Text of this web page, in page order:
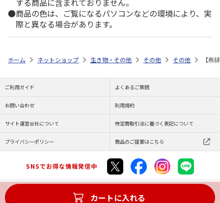
商品の色は、ご覧になるパソコンなどの環境により、実
際と異なる場合があります。
カートに入れる
ホーム ネットショップ 生き物・その他 その他 その他 【燕
ご利用ガイド よくあるご質問
お問い合わせ 利用規約
サイト運営会社について 特定商取引法に基づく表記について
プライバシーポリシー 商品のご提案はこちら
SNSでお得な情報発信中